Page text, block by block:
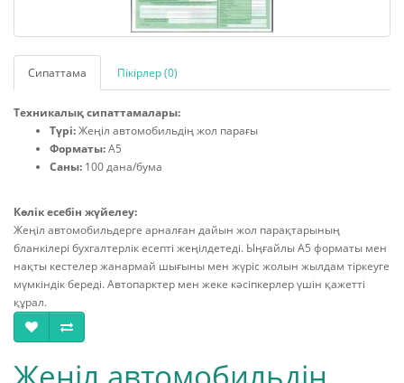
Сипаттама Пікірлер (0)
Техникалық сипаттамалары:
Түрі:Жеңіл автомобильдің жол парағы
Форматы:А5
Саны: 100 дана/бума
Көлік есебін жүйелеу:
Жеңіл автомобильдерге арналған дайын жол парақтарының
бланкілері бухгалтерлік есепті жеңілдетеді. Ыңғайлы А5 форматы мен
нақты кестелер жанармай шығыны мен жүріс жолын жылдам тіркеуге
мүмкіндік береді. Автопарктер мен жеке кәсіпкерлер үшін қажетті
құрал.